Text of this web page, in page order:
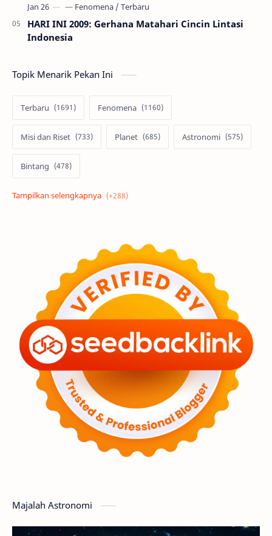
HARI INI 2009: Gerhana Matahari Cincin Lintasi
Indonesia
Topik Menarik Pekan Ini
Terbaru Fenomena
Misi dan Riset Planet Astronomi
Bintang
Alam semesta Galaksi
Tata Surya Hype
Asteroid Observasi
Premium Komet Bulan
Penelitian Serba-serbi Satelit
Luar Angkasa Video Aurora
Supernova Nebula Sponsored
Featured Mars
GMT 2016
Majalah Astronomi